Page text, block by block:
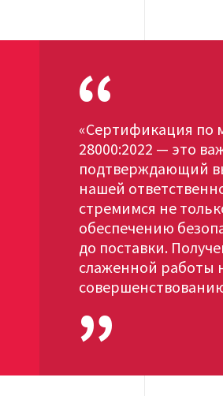
«Сертификация по
28000:2022 — это
подтверждающий
нашей
стремимся не
обеспечению
до поставки.
слаженной работы